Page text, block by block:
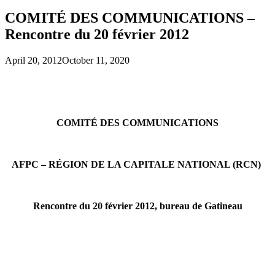
COMITÉ DES COMMUNICATIONS –
Rencontre du 20 février 2012
April 20, 2012October 11, 2020
COMITÉ DES COMMUNICATIONS
AFPC – RÉGION DE LA CAPITALE NATIONAL (RCN)
Rencontre du 20 février 2012, bureau de Gatineau